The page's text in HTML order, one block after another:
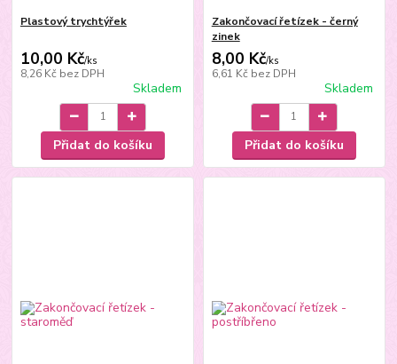
Plastový trychtýřek
10,00 Kč/ks
8,26 Kč bez DPH
Skladem
Přidat do košíku
Zakončovací řetízek - černý
zinek
8,00 Kč/ks
6,61 Kč bez DPH
Skladem
Přidat do košíku